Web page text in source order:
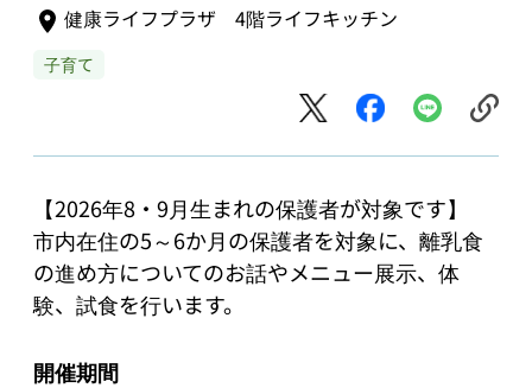
健康ライフプラザ 4階ライフキッチン
子育て
【2026年8・9月生まれの保護者が対象です】
市内在住の5～6か月の保護者を対象に、離乳食
の進め方についてのお話やメニュー展示、体
験、試食を行います。
開催期間